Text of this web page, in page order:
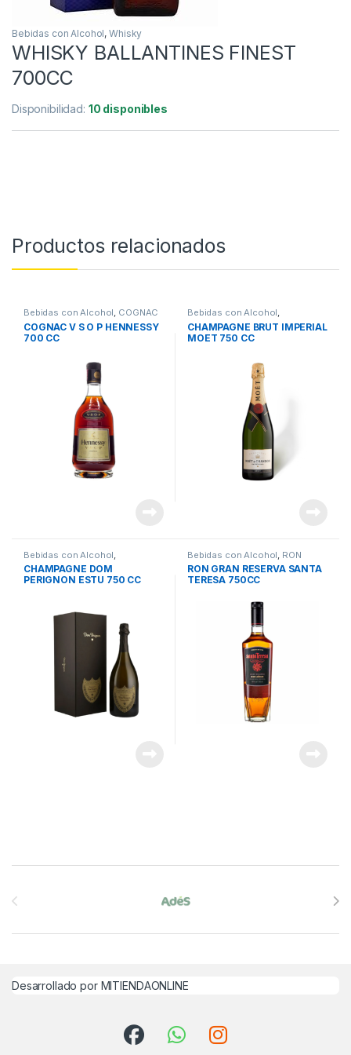
Bebidas con Alcohol,Whisky
WHISKY BALLANTINES FINEST
700CC
Disponibilidad: 10 disponibles
Productos relacionados
Bebidas con Alcohol, COGNAC
COGNAC V S O P HENNESSY
700 CC
Bebidas con Alcohol,
CHAMPAGNE
CHAMPAGNE BRUT IMPERIAL
MOET 750 CC
Bebidas con Alcohol
CHAMPAGNE
CHAMPAGNE DOM
PERIGNON ESTU 750 CC
Bebidas con Alcohol RON
RON GRAN RESERVA SANTA
TERESA 750CC
Desarrollado por MITIENDAONLINE